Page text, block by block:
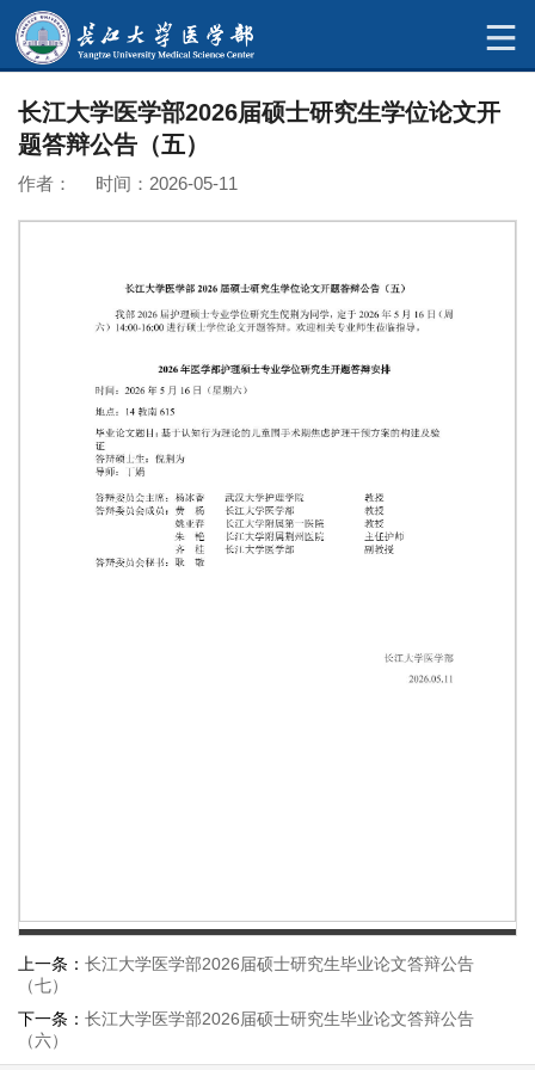
长江大学医学部2026届硕士研究生学位论文开
题答辩公告（五）
作者： 时间：2026-05-11
上一条： 长江大学医学部2026届硕士研究生毕业论文答辩公告
（七）
下一条： 长江大学医学部2026届硕士研究生毕业论文答辩公告
（六）